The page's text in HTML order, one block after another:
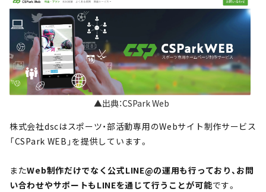
▲出典：CSPark Web
株式会社dscはスポーツ・部活動専用のWebサイト制作サービス
「CSPark WEB」を提供しています。
またWeb制作だけでなく公式LINE@の運用も行っており、お問
い合わせやサポートもLINEを通じて行うことが可能です。